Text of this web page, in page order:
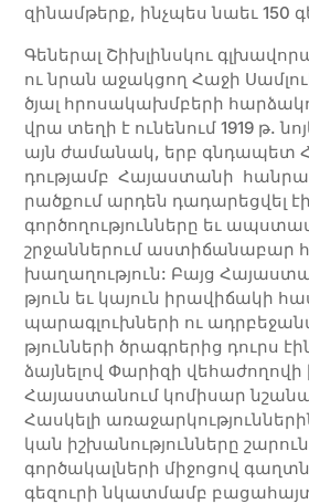
զինամթերք, ինչպես նաեւ 150
Գե­­­նե­­­րալ Շիխ­­լինս­կու
ու նրան ա­­­ջակ­­ցող Հա­­­ջի
ծյալ հրո­­­սա­­­կախմ­բե­­­րի
վրա տե­­­ղի է ու­­­նե­­­նում 1919 թ.
այն ժա­­­մա­­­նակ, երբ գնդա­­­պետ
դու­­թյամբ Հա­­­յաս­­տա­­­նի
րած­­քում ար­­դեն դա­­­դա­­­րեց­­վել
գոր­­ծո­­­ղու­­թյուն­­նե­­­րը եւ
շրջան­­նե­­­րում աս­­տի­­­ճա­­­նա­­­բար
խա­­­ղա­­­ղու­­թյուն: Բայց
թյուն եւ կա­­­յուն ի­­­րա­­­վի­­­ճա­­­կի
պա­­­րագ­­լուխ­­նե­­­րի ու
թյուն­­նե­­­րի ծրա­­գ­րե­­­րից դուրս
ձայ­­նե­­­լով Փա­­­րի­­­զի
Հա­­­յաս­­տա­­­նում կո­­­մի­­­սար
Հաս­­կե­­­լի
կան իշ­­խա­­­նու­­թյուն­­նե­­­րը
գոր­­ծա­­­կալ­­նե­­­րի մի­­­ջո­­­ցով
գե­­­զու­­­րի նկատ­­մամբ